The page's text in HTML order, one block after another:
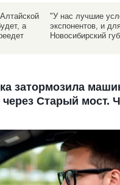
а
"У нас лучшие
экспонентов, и
Новосибирский
затормозила
Старый мост.